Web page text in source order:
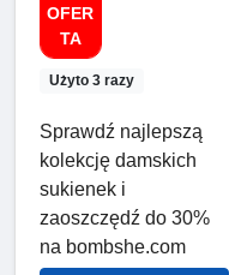
OFER
TA
Użyto 3 razy
Sprawdź najlepszą
kolekcję damskich
sukienek i
zaoszczędź do 30%
na bombshe.com